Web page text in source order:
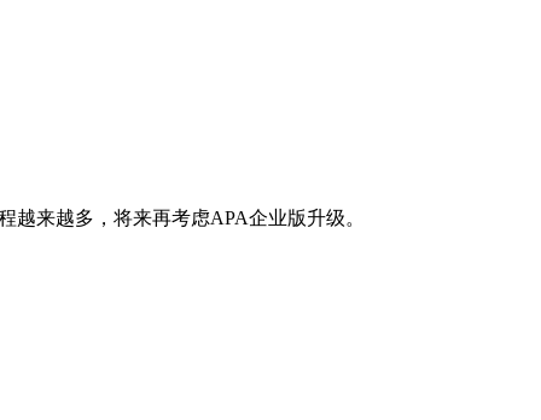
越来越多，将来再考虑APA企业版升级。